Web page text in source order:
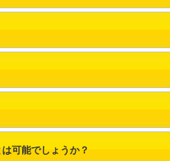
可能でしょうか？